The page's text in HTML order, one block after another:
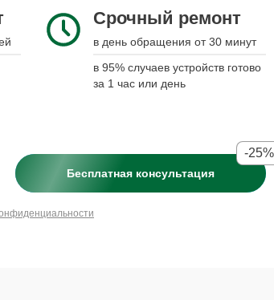
Срочный ремонт
в день обращения от 30 минут
в 95% случаев устройств готово
за 1 час или день
Бесплатная консультация
-25%